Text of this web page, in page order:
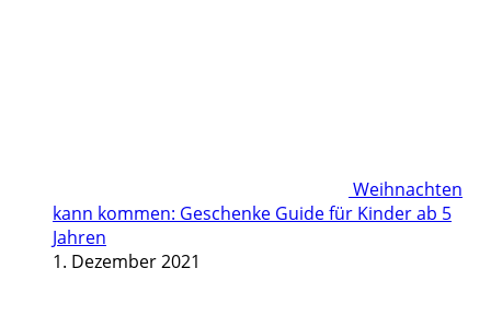
Weihnachten
kann kommen: Geschenke Guide für Kinder ab 5
Jahren
1. Dezember 2021